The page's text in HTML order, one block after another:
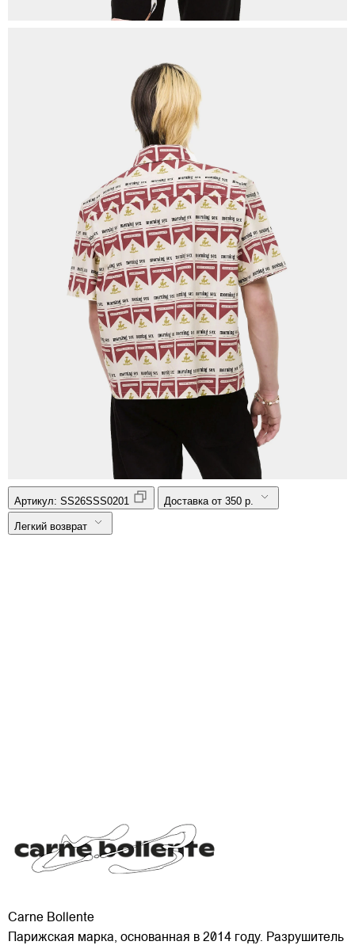
Артикул: SS26SSS0201 Доставка от 350 р.
Легкий возврат
Carne Bollente
Парижская марка, основанная в 2014 году. Разрушитель